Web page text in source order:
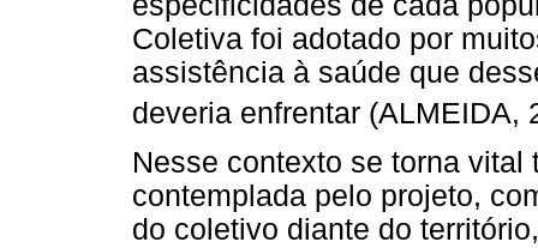
Coletiva foi adotado por
assistência à saúde que
deveria enfrentar (ALMEIDA,
Nesse contexto se torna
contemplada pelo projeto,
do coletivo diante do